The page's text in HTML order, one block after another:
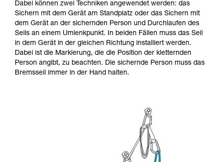
aufmerksam durch, bevor Sie diesen zu Rate
ziehen. Um diese Zusatzinformationen
verstehen zu können, müssen Sie zuerst die in
der Gebrauchsanweisung enthaltenen
Informationen richtig verstanden haben.
Die Beherrschung dieser Techniken setzt eine
entsprechende Ausbildung und ein spezielles
Training voraus. Prüfen Sie zusammen mit
Wir geben Beispiele für die mit Ihrer Aktivität
verbundenen Techniken. Möglicherweise gibt es
noch andere Techniken, die hier nicht
Dabei können zwei Techniken angewendet werden: das
Sichern mit dem Gerät am Standplatz oder das Sichern mit
dem Gerät an der sichernden Person und Durchlaufen des
Seils an einem Umlenkpunkt. In beiden Fällen muss das Seil
in dem Gerät in der gleichen Richtung installiert werden.
Dabei ist die Markierung, die die Position der kletternden
Person angibt, zu beachten. Die sichernde Person muss das
Bremsseil immer in der Hand halten.